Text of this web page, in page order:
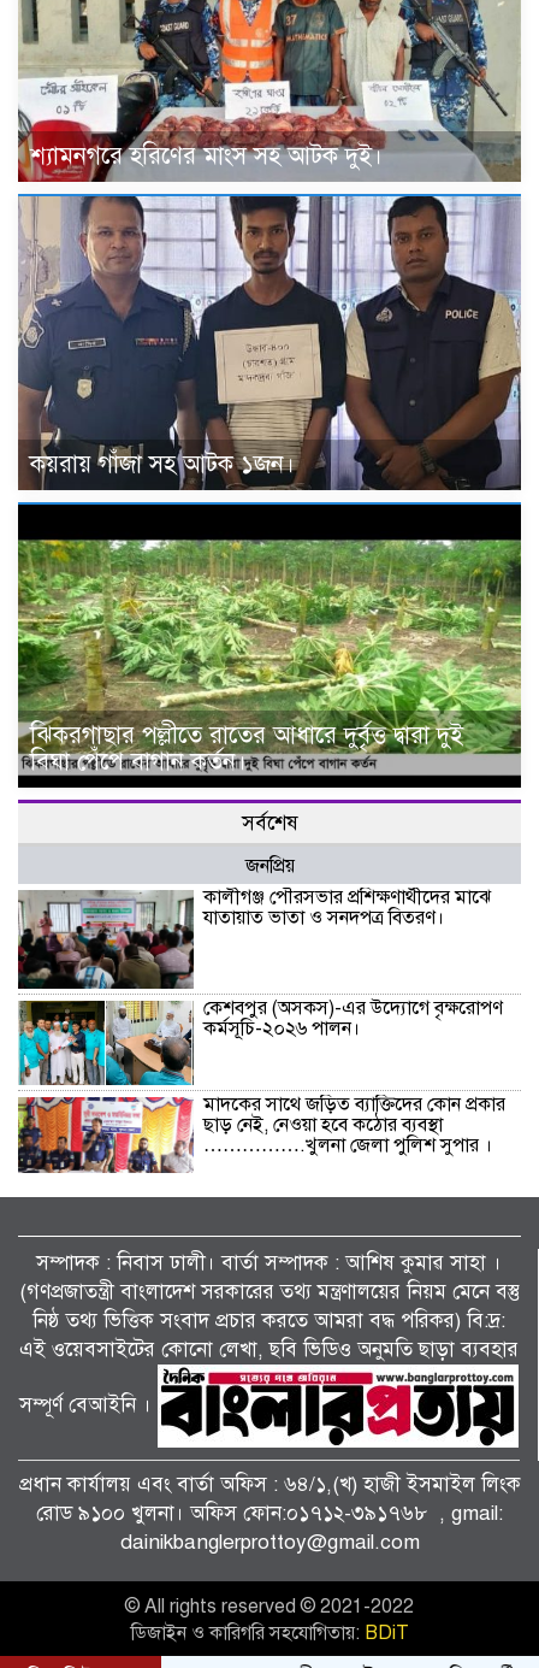
শ্যামনগরে হরিণের মাংস সহ আটক দুই।
কয়রায় গাঁজা সহ আটক ১জন।
ঝিকরগাছার পল্লীতে রাতের আধারে দুর্বৃত্ত দ্বারা দুই
বিঘা পেঁপে বাগান কর্তন।
সর্বশেষ
জনপ্রিয়
কালীগঞ্জ পৌরসভার প্রশিক্ষণার্থীদের মাঝে
যাতায়াত ভাতা ও সনদপত্র বিতরণ।
কেশবপুর (অসকস)-এর উদ্যোগে বৃক্ষরোপণ
কর্মসূচি-২০২৬ পালন।
মাদকের সাথে জড়িত ব্যাক্তিদের কোন প্রকার
ছাড় নেই, নেওয়া হবে কঠোর ব্যবস্থা
…………….খুলনা জেলা পুলিশ সুপার ।
জুলাই গণঅভ্যুত্থানের দ্বিতীয় বর্ষপূর্তি উপলক্ষে
শ্যামনগরে জামায়াতের গণমিছিল ও বিক্ষোভ
সমাবেশ।
পাটকেলঘাটায় বিশেষ অভিযানে ৪ পিস
ইয়াবাসহ মাদক মামলার আসামি গ্রেপ্তার।
তালায় জামায়াতের বিশাল গণমিছিল, ‘জুলাই
কালীগঞ্জে জুলাই গণঅভ্যুত্থান দিবসের গণ
সম্পাদক : নিবাস ঢালী। বার্তা সম্পাদক : আশিষ কুমাৱ সাহা ।
(গণপ্রজাতন্ত্রী বাংলাদেশ সরকারের তথ্য মন্ত্রণালয়ের নিয়ম মেনে বস্তু
নিষ্ঠ তথ্য ভিত্তিক সংবাদ প্রচার করতে আমরা বদ্ধ পরিকর) বি:দ্র:
এই ওয়েবসাইটের কোনো লেখা, ছবি ভিডিও অনুমতি ছাড়া ব্যবহার
সম্পূর্ণ বেআইনি ।
প্রধান কার্যালয় এবং বার্তা অফিস : ৬৪/১,(খ) হাজী ইসমাইল লিংক
রোড ৯১০০ খুলনা। অফিস ফোন:০১৭১২-৩৯১৭৬৮ , gmail:
dainikbanglerprottoy@gmail.com
© All rights reserved © 2021-2022
ডিজাইন ও কারিগরি সহযোগিতায়: BDiT